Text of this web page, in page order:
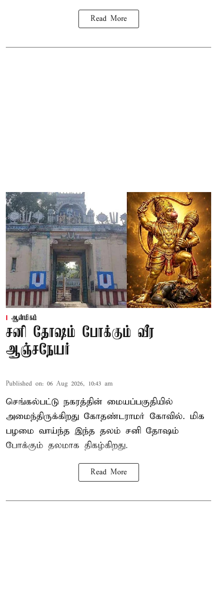
Read More
ஆன்மிகம்
சனி தோஷம் போக்கும் வீர
ஆஞ்சநேயர்
Published on: 06 Aug 2026, 10:43 am
செங்கல்பட்டு நகரத்தின் மையப்பகுதியில்
அமைந்திருக்கிறது கோதண்டராமர் கோவில். மிக
பழமை வாய்ந்த இந்த தலம் சனி தோஷம்
போக்கும் தலமாக திகழ்கிறது.
Read More